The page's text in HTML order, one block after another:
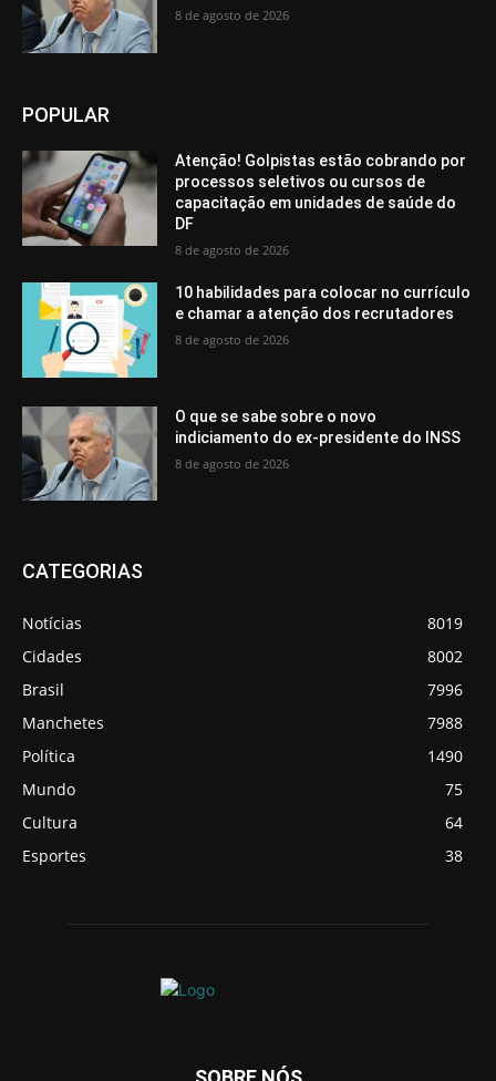
8 de agosto de 2026
POPULAR
Atenção! Golpistas estão cobrando por
processos seletivos ou cursos de
capacitação em unidades de saúde do
DF
8 de agosto de 2026
10 habilidades para colocar no currículo
e chamar a atenção dos recrutadores
8 de agosto de 2026
O que se sabe sobre o novo
indiciamento do ex-presidente do INSS
8 de agosto de 2026
CATEGORIAS
Notícias
8019
Cidades
8002
Brasil
7996
Manchetes
7988
Política
1490
Mundo
75
Cultura
64
Esportes
38